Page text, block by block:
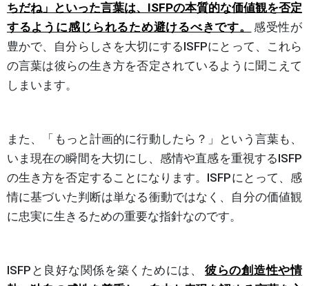
ちだね」といった言葉は、ISFPの本質的な価値観を否定
するように感じられるため避けるべきです。
感受性が
豊かで、自分らしさを大切にするISFPにとって、これら
の言葉は彼らの生き方を否定されているように聞こえて
しまいます。
また、「もっと計画的に行動したら？」という言葉も、
いま現在の瞬間を大切にし、感情や直感を重視するISFP
の生き方を否定することになります。ISFPにとって、感
情に基づいた判断は単なる衝動ではなく、自分の価値観
に忠実に生きるための重要な指針なのです。
ISFPと良好な関係を築くためには、
彼らの創造性や情